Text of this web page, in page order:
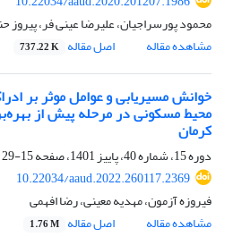
محمود پورسراجیان، علیرضا عینی فر، پیروز
مشاهده مقاله
اصل مقاله 737.22 K
خوانش مسیریابی و عوامل موثر بر
محیط مسکونی در مرحله پیش از
کرمان
دوره 15، شماره 40، پاییز 1401، صفحه
15-29
10.22034/aaud.2022.260117.2369
فیروزه آزمون، مهدیه معینی، رضا افهمی
مشاهده مقاله
اصل مقاله 1.76 M